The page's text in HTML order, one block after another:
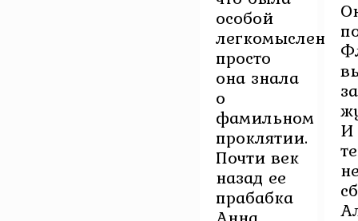
особой
просто
она знала
о
фамильном
проклятии.
Почти век
назад ее
прабабка
И